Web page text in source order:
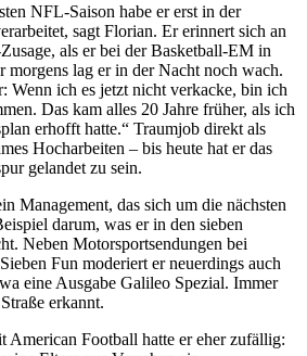
NFL-Saison habe er erst in der
sagt Florian. Er erinnert sich an
als er bei der Basketball-EM in
morgens lag er in der Nacht noch wach.
Wenn ich es jetzt nicht verkacke, bin ich
Das kam alles 20 Jahre früher, als ich
erhofft hatte.“ Traumjob direkt als
Hocharbeiten – bis heute hat er das
gelandet zu sein.
Management, das sich um die nächsten
darum, was er in den sieben
Neben Motorsportsendungen bei
Fun moderiert er neuerdings auch
eine Ausgabe Galileo Spezial. Immer
erkannt.
American Football hatte er eher zufällig: